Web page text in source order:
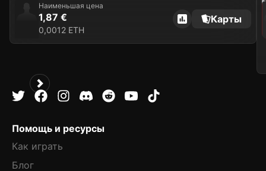
Наименьшая цена
1,87 €
0,0012 ETH
Карты
2025
Помощь и ресурсы
Как играть
Блог